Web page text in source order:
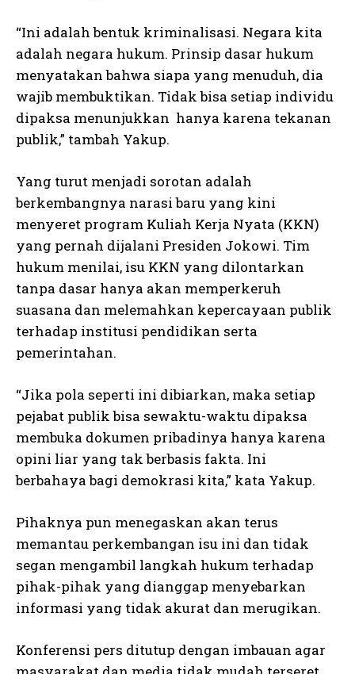
“Ini adalah bentuk kriminalisasi. Negara kita
adalah negara hukum. Prinsip dasar hukum
menyatakan bahwa siapa yang menuduh, dia
wajib membuktikan. Tidak bisa setiap individu
dipaksa menunjukkan hanya karena tekanan
publik,” tambah Yakup.
Yang turut menjadi sorotan adalah
berkembangnya narasi baru yang kini
menyeret program Kuliah Kerja Nyata (KKN)
yang pernah dijalani Presiden Jokowi. Tim
hukum menilai, isu KKN yang dilontarkan
tanpa dasar hanya akan memperkeruh
suasana dan melemahkan kepercayaan publik
terhadap institusi pendidikan serta
pemerintahan.
“Jika pola seperti ini dibiarkan, maka setiap
pejabat publik bisa sewaktu-waktu dipaksa
membuka dokumen pribadinya hanya karena
opini liar yang tak berbasis fakta. Ini
berbahaya bagi demokrasi kita,” kata Yakup.
Pihaknya pun menegaskan akan terus
memantau perkembangan isu ini dan tidak
segan mengambil langkah hukum terhadap
pihak-pihak yang dianggap menyebarkan
informasi yang tidak akurat dan merugikan.
Konferensi pers ditutup dengan imbauan agar